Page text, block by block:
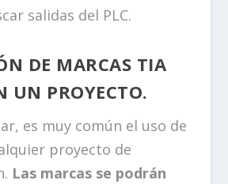
salidas del PLC.
DE MARCAS TIA
UN PROYECTO.
es muy común el uso de
proyecto de
Las marcas se podrán